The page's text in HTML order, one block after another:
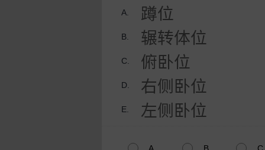
A. 蹲位
B. 辗转体位
C. 俯卧位
D. 右侧卧位
E. 左侧卧位